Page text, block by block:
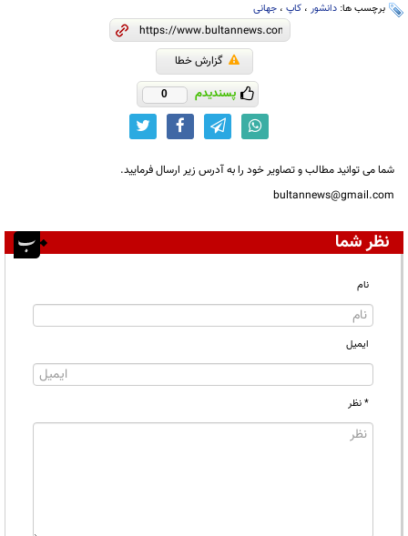
برچسب ها: دانشور ، کاپ ، جهانی
گزارش خطا
پسندیدم 0
شما می توانید مطالب و تصاویر خود را به آدرس زیر ارسال فرمایید.
bultannews@gmail.com
نظر شما
نام
ایمیل
* نظر